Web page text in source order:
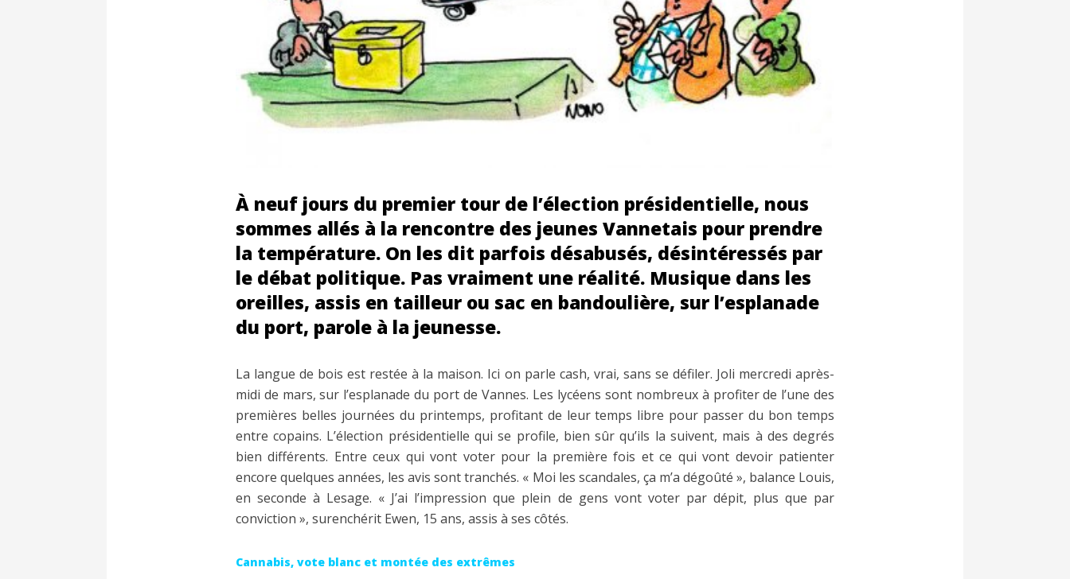
À neuf jours du premier tour de l’élection présidentielle, nous
sommes allés à la rencontre des jeunes Vannetais pour prendre
la température. On les dit parfois désabusés, désintéressés par
le débat politique. Pas vraiment une réalité. Musique dans les
oreilles, assis en tailleur ou sac en bandoulière, sur l’esplanade
du port, parole à la jeunesse.
La langue de bois est restée à la maison. Ici on parle cash, vrai, sans se défiler. Joli mercredi après-
midi de mars, sur l’esplanade du port de Vannes. Les lycéens sont nombreux à profiter de l’une des
premières belles journées du printemps, profitant de leur temps libre pour passer du bon temps
entre copains. L’élection présidentielle qui se profile, bien sûr qu’ils la suivent, mais à des degrés
bien différents. Entre ceux qui vont voter pour la première fois et ce qui vont devoir patienter
encore quelques années, les avis sont tranchés. « Moi les scandales, ça m’a dégoûté », balance Louis,
en seconde à Lesage. « J’ai l’impression que plein de gens vont voter par dépit, plus que par
conviction », surenchérit Ewen, 15 ans, assis à ses côtés.
Cannabis, vote blanc et montée des extrêmes